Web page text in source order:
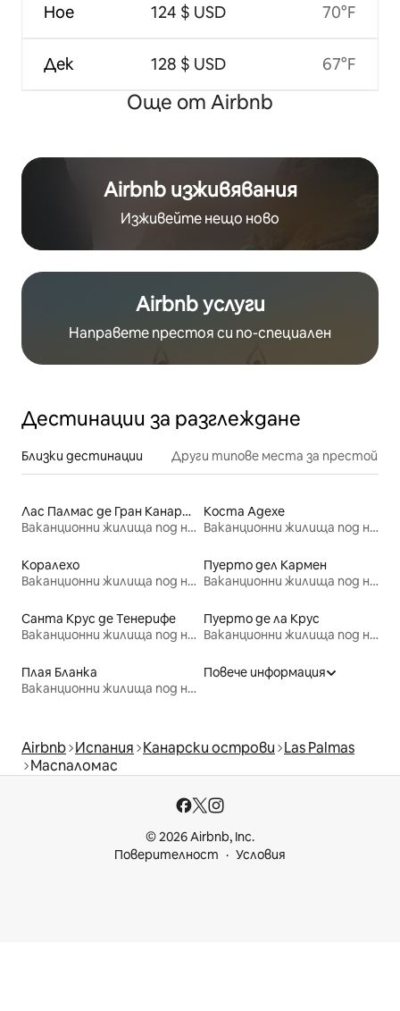
Ное
Дек
124 $ USD
128 $ USD
70°F
67°F
Още от Airbnb
Airbnb изживявания
Изживейте нещо ново
Airbnb услуги
Направете престоя си по-специален
Дестинации за разглеждане
Близки дестинации Други типове места за престой
Лас Палмас де Гран Канария
Ваканционни жилища под наем
Коста Адехе
Ваканционни жилища под наем
Коралехо
Ваканционни жилища под наем
Пуерто дел Кармен
Ваканционни жилища под наем
Санта Крус де Тенерифе
Ваканционни жилища под наем
Пуерто де ла Крус
Ваканционни жилища под наем
Плая Бланка
Ваканционни жилища под наем
Повече информация
Airbnb Испания Канарски острови Las Palmas
Маспаломас
© 2026 Airbnb, Inc.
Поверителност
Условия